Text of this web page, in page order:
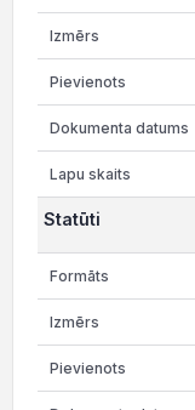
Statūti